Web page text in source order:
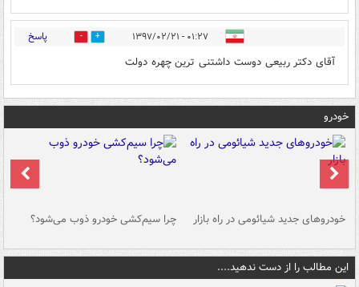
۰۱:۲۷ - ۱۳۹۷/۰۲/۲۱ 0 پاسخ
آقای دکتر ربیعی دوست داشتنی ترین چهره دولت
خودرو
خودروهای جدید شیائومی در راه بازار چرا سیم‌کشی خودرو ذوب می‌شود؟
این مطالب را از دست ندهید....